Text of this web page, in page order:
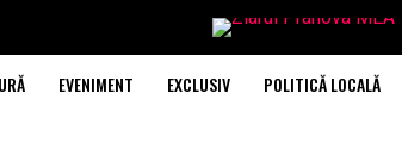
EVENIMENT EXCLUSIV POLITICĂ LOCALĂ